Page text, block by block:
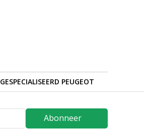
GESPECIALISEERD PEUGEOT
Abonneer